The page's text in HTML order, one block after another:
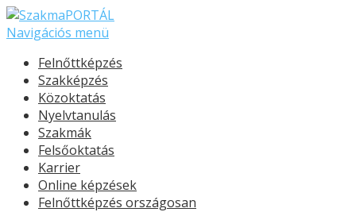
Navigációs menü
Felnőttképzés
Szakképzés
Közoktatás
Nyelvtanulás
Szakmák
Felsőoktatás
Karrier
Online képzések
Felnőttképzés országosan